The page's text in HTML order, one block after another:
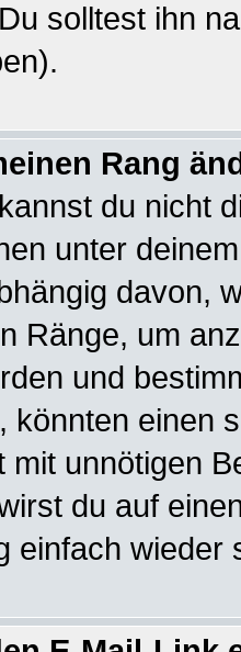
solltest ihn
Rang
du nicht
unter
davon,
Ränge, um
und
könnten einen
mit unnötigen
du auf
einfach wieder